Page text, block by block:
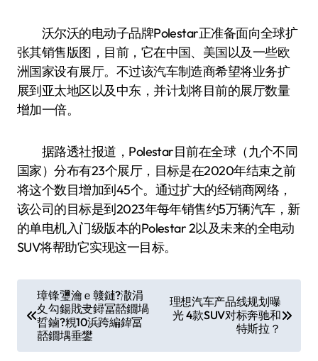
沃尔沃的电动子品牌Polestar正准备面向全球扩
张其销售版图，目前，它在中国、美国以及一些欧
洲国家设有展厅。不过该汽车制造商希望将业务扩
展到亚太地区以及中东，并计划将目前的展厅数量
增加一倍。
据路透社报道，Polestar目前在全球（九个不同
国家）分布有23个展厅，目标是在2020年结束之前
将这个数目增加到45个。通过扩大的经销商网络，
该公司的目标是到2023年每年销售约5万辆汽车，新
的单电机入门级版本的Polestar 2以及未来的全电动
SUV将帮助它实现这一目标。
章
璋锋瓕瀹ｅ竷鏈?潵涓
夊勾鍚戝叏鐞冨嚭鐗堝
晢鏀?粯10浜跨編鍏冨
嚭鐗堣垂鐢
理想汽车产品线规划曝
光 4款SUV对标奔驰和
特斯拉？